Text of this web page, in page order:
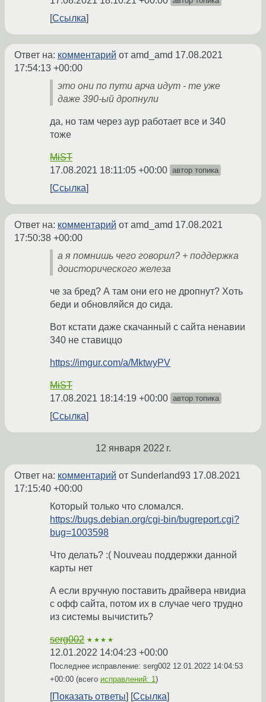
Ссылка
Ответ на: комментарий от amd_amd 17.08.2021
17:54:13 +00:00
это они по пути арча идут - те уже
даже 390-ый дропнули
да, но там через аур работает все и 340
тоже
MiST
17.08.2021 18:11:05 +00:00 автор топика
Ссылка
Ответ на: комментарий от amd_amd 17.08.2021
17:50:38 +00:00
а я помнишь чего говорил? + поддержка
доисторического железа
че за бред? А там они его не дропнут? Хоть
беди и обновляйся до сида.
Вот кстати даже скачанный с сайта ненавии
340 не ставиццо
https://imgur.com/a/MktwyPV
MiST
17.08.2021 18:14:19 +00:00 автор топика
Ссылка
12 января 2022 г.
Ответ на: комментарий от Sunderland93 17.08.2021
17:15:40 +00:00
Который только что сломался.
https://bugs.debian.org/cgi-bin/bugreport.cgi?
bug=1003598
Что делать? :( Nouveau поддержки данной
карты нет
А если вручную поставить драйвера нвидиа
с офф сайта, потом их в случае чего трудно
из системы вычистить?
serg002 ★★★★
12.01.2022 14:04:23 +00:00
Последнее исправление: serg002 12.01.2022 14:04:53
+00:00 (всего исправлений: 1)
Показать ответы Ссылка